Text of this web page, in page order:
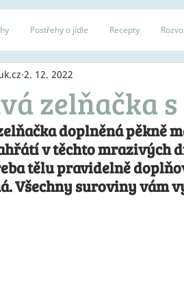
Postřehy o jídle Recepty
zelňačka
2. 12. 2022
doplněná pěkně
v těchto mrazivých
tělu pravidelně
Všechny suroviny vám